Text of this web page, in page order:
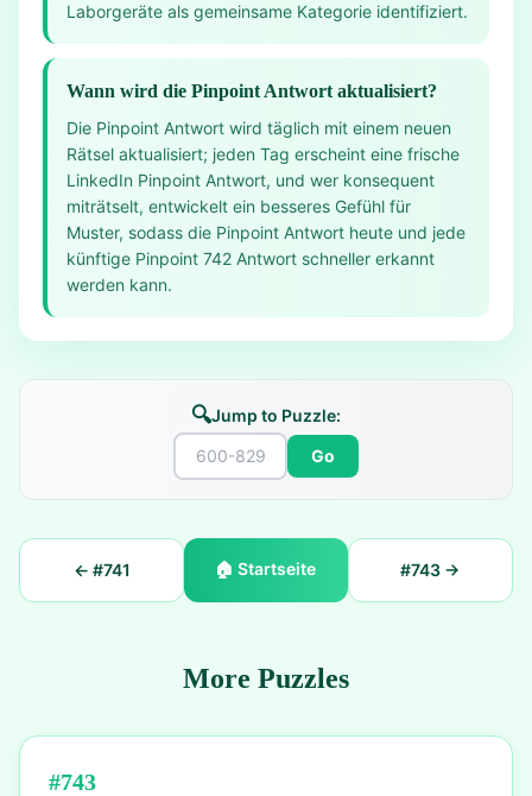
Laborgeräte als gemeinsame Kategorie identifiziert.
Wann wird die Pinpoint Antwort aktualisiert?
Die Pinpoint Antwort wird täglich mit einem neuen
Rätsel aktualisiert; jeden Tag erscheint eine frische
LinkedIn Pinpoint Antwort, und wer konsequent
miträtselt, entwickelt ein besseres Gefühl für
Muster, sodass die Pinpoint Antwort heute und jede
künftige Pinpoint 742 Antwort schneller erkannt
werden kann.
🔍Jump to Puzzle:
Go
← #741 🏠Startseite #743 →
More Puzzles
#743